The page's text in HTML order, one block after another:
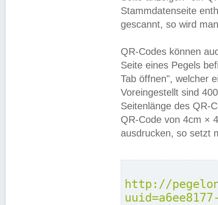
Stammdatenseite
gescannt, so wird
QR-Codes können
Seite eines Pegels
Tab öffnen", welcher
Voreingestellt sind
Seitenlänge des QR-
QR-Code von 4cm ×
ausdrucken, so setzt
http://